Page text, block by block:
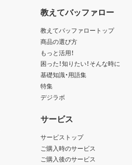
教えてバッファロー
教えてバッファロートップ
商品の選び方
もっと活用！
困った！知りたい！そんな時に
基礎知識・用語集
特集
デジラボ
サービス
サービストップ
ご購入時のサービス
ご購入後のサービス